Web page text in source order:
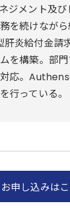
ジメント及
を続けなが
炎給付金請
を構築。部
応。
行っている。
お申し込みは